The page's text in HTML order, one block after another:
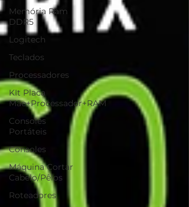
Memória Ram
DDR5
Logitech
Teclados
Processadores
KIt Placa
Mãe+Processador+RAM
Consoles
Portáteis
Consoles
Máquina Cortar
Cabelo/Pêlos
Roteadores